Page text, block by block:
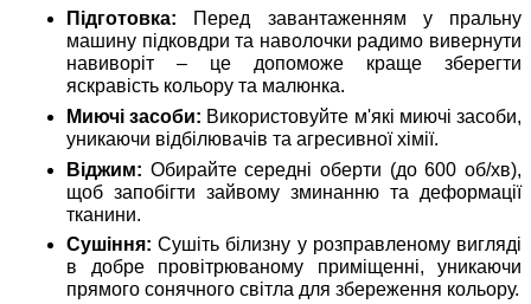
Підготовка: Перед завантаженням у пральну
машину підковдри та наволочки радимо вивернути
навиворіт – це допоможе краще зберегти
яскравість кольору та малюнка.
Миючі засоби: Використовуйте м'які миючі засоби,
уникаючи відбілювачів та агресивної хімії.
Віджим: Обирайте середні оберти (до 600 об/хв),
щоб запобігти зайвому зминанню та деформації
тканини.
Сушіння: Сушіть білизну у розправленому вигляді
в добре провітрюваному приміщенні, уникаючи
прямого сонячного світла для збереження кольору.